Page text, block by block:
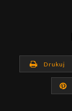
Drukuj